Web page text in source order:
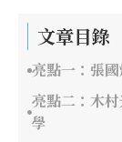
文章目錄
亮點一：張
亮點二：木
學